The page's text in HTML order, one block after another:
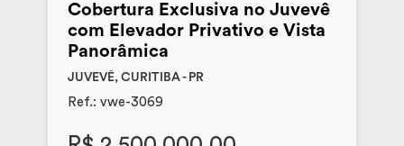
Cobertura Exclusiva no Juvevê
com Elevador Privativo e Vista
Panorâmica
JUVEVÊ, CURITIBA - PR
Ref.: vwe-3069